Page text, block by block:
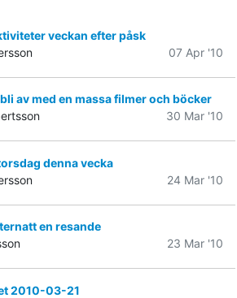
veckan efter påsk
07 Apr '10
av med en massa filmer och böcker
30 Mar '10
denna vecka
24 Mar '10
en resande
23 Mar '10
2010-03-21